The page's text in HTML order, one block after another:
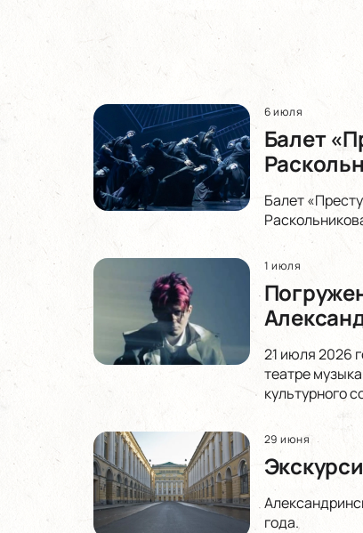
6 июля
Балет
Балет
1 июля
21 июля 2026
театре
культурного
29 июня
года.